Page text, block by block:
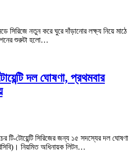
সিরিজে নতুন করে ঘুরে দাঁড়ানোর লক্ষ্য নিয়ে মাঠে
শুরুটা হলো…
দল ঘোষণা, প্রথমবার
টি-টোয়েন্টি সিরিজের জন্য ১৫ সদস্যের দল ঘোষণা
নিয়মিত অধিনায়ক লিটন…